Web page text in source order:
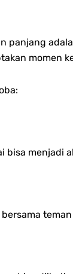
panjang
momen
bisa menjadi